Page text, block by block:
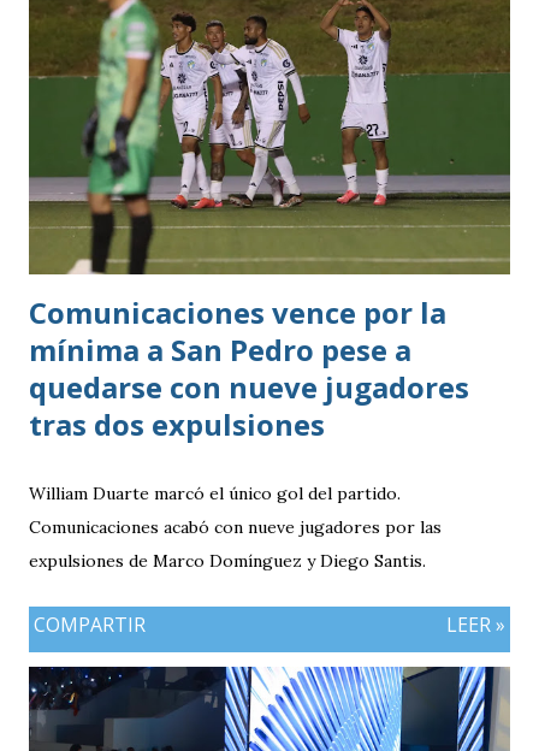
Comunicaciones vence por la
mínima a San Pedro pese a
quedarse con nueve jugadores
tras dos expulsiones
William Duarte marcó el único gol del partido.
Comunicaciones acabó con nueve jugadores por las
expulsiones de Marco Domínguez y Diego Santis.
COMPARTIR LEER »